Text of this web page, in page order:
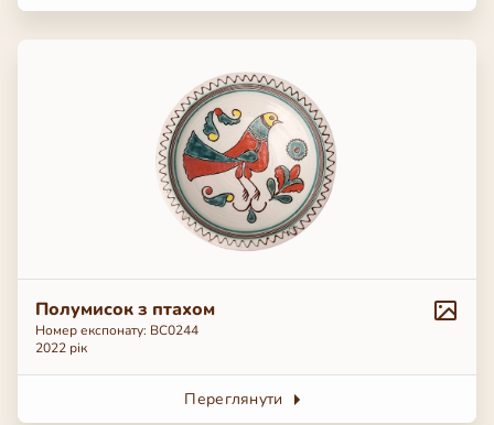
Полумисок з птахом
Номер експонату: ВС0244
2022 рік
Переглянути